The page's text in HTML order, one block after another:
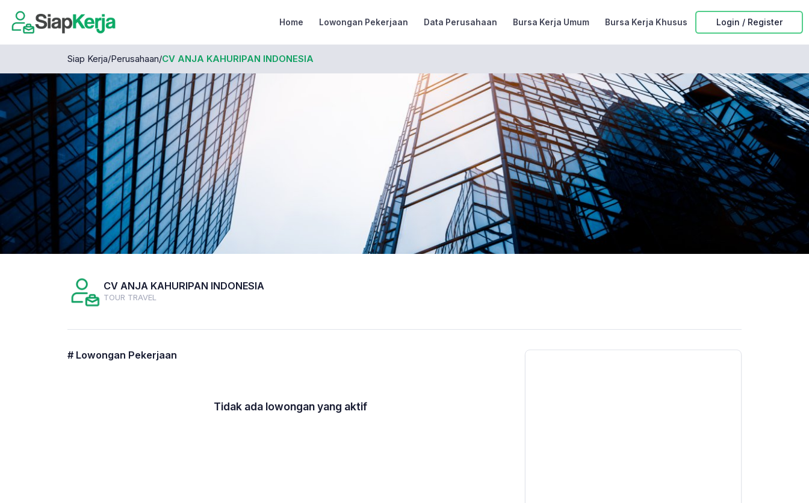
Home Lowongan Pekerjaan Data Perusahaan Bursa Kerja Umum Bursa Kerja Khusus Login / Register
Siap Kerja/Perusahaan/CV ANJA KAHURIPAN INDONESIA
CV ANJA KAHURIPAN INDONESIA
TOUR TRAVEL
# Lowongan Pekerjaan
Tidak ada lowongan yang aktif